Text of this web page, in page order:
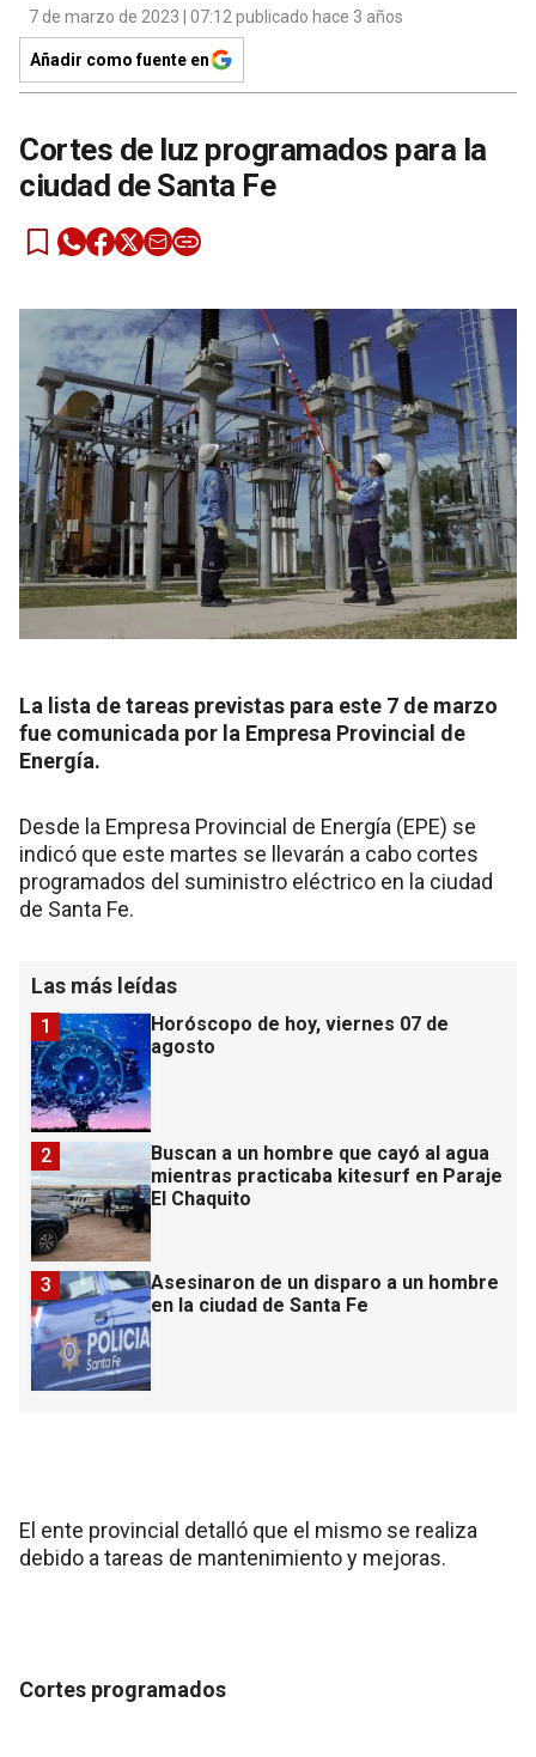
7 de marzo de 2023 | 07:12 publicado hace 3 años
Añadir como fuente en
Cortes de luz programados para la
ciudad de Santa Fe
La lista de tareas previstas para este 7 de marzo
fue comunicada por la Empresa Provincial de
Energía.
Desde la Empresa Provincial de Energía (EPE) se
indicó que este martes se llevarán a cabo cortes
programados del suministro eléctrico en la ciudad
de Santa Fe.
Las más leídas
Horóscopo de hoy, viernes 07 de
agosto
1
Buscan a un hombre que cayó al agua
mientras practicaba kitesurf en Paraje
El Chaquito
2
Asesinaron de un disparo a un hombre
en la ciudad de Santa Fe
3
El ente provincial detalló que el mismo se realiza
debido a tareas de mantenimiento y mejoras.
Cortes programados